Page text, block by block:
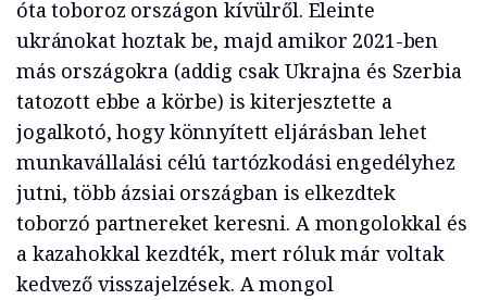
óta toboroz országon kívülről. Eleinte
ukránokat hoztak be, majd amikor 2021-ben
más országokra (addig csak Ukrajna és Szerbia
tatozott ebbe a körbe) is kiterjesztette a
jogalkotó, hogy könnyített eljárásban lehet
munkavállalási célú tartózkodási engedélyhez
jutni, több ázsiai országban is elkezdtek
toborzó partnereket keresni. A mongolokkal és
a kazahokkal kezdték, mert róluk már voltak
kedvező visszajelzések. A mongol